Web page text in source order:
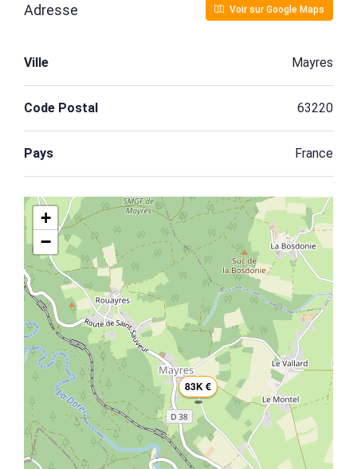
Adresse Voir sur Google Maps
Ville Mayres
Code Postal 63220
Pays France
83K €
+
−